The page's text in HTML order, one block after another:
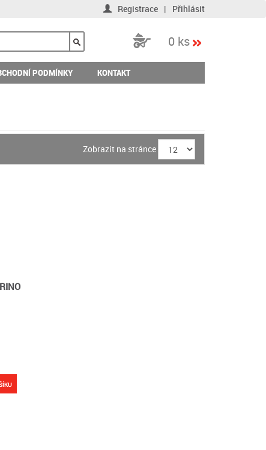
Registrace | Přihlásit
0 ks
PODMÍNKY KONTAKT
Zobrazit na stránce